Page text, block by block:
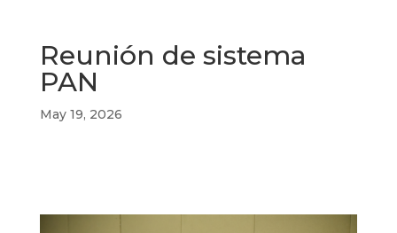
Reunión de sistema
PAN
May 19, 2026